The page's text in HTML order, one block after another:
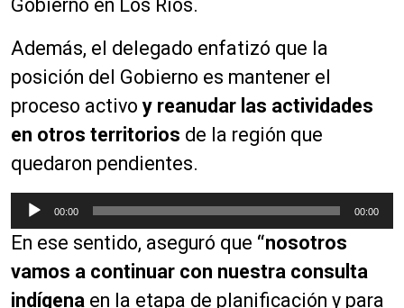
Gobierno en Los Ríos.
Además, el delegado enfatizó que la
posición del Gobierno es mantener el
proceso activo y reanudar las actividades
en otros territorios de la región que
quedaron pendientes.
e
p
r
o
00:00 00:00
En ese sentido, aseguró que “nosotros
vamos a continuar con nuestra consulta
indígena en la etapa de planificación y para